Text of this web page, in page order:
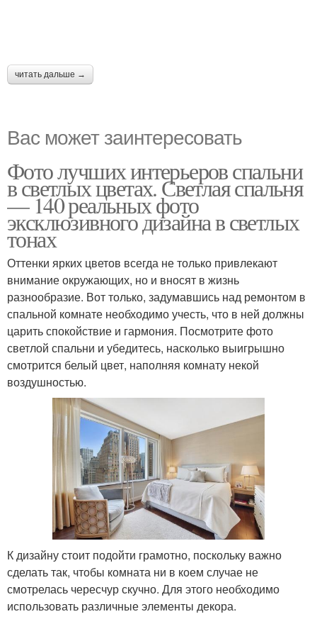
читать дальше →
Вас может заинтересовать
Фото лучших интерьеров спальни
в светлых цветах. Светлая спальня
— 140 реальных фото
эксклюзивного дизайна в светлых
тонах
Оттенки ярких цветов всегда не только привлекают
внимание окружающих, но и вносят в жизнь
разнообразие. Вот только, задумавшись над ремонтом в
спальной комнате необходимо учесть, что в ней должны
царить спокойствие и гармония. Посмотрите фото
светлой спальни и убедитесь, насколько выигрышно
смотрится белый цвет, наполняя комнату некой
воздушностью.
К дизайну стоит подойти грамотно, поскольку важно
сделать так, чтобы комната ни в коем случае не
смотрелась чересчур скучно. Для этого необходимо
использовать различные элементы декора.